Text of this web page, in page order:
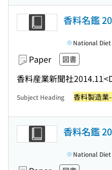
香料名鑑
Paper 図書
香料産業新聞社2014.11
National
Subject Heading 香料製造業
香料名鑑
National